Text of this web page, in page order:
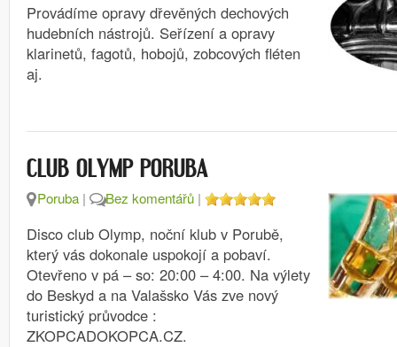
Provádíme opravy dřevěných dechových
hudebních nástrojů. Seřízení a opravy
klarinetů, fagotů, hobojů, zobcových fléten
aj.
CLUB OLYMP PORUBA
Poruba | Bez komentářů |
Disco club Olymp, noční klub v Porubě,
který vás dokonale uspokojí a pobaví.
Otevřeno v pá – so: 20:00 – 4:00. Na výlety
do Beskyd a na Valašsko Vás zve nový
turistický průvodce :
ZKOPCADOKOPCA.CZ.